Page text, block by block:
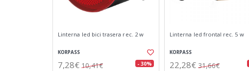
Linterna led bici trasera rec. 2 w
KORPASS
7,28€ 10,41€ - 30%
Linterna led frontal rec. 5 w
KORPASS
22,28€ 31,66€